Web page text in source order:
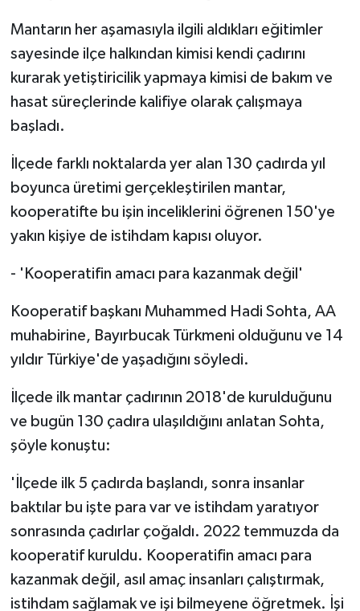
Mantarın her aşamasıyla ilgili aldıkları eğitimler
sayesinde ilçe halkından kimisi kendi çadırını
kurarak yetiştiricilik yapmaya kimisi de bakım ve
hasat süreçlerinde kalifiye olarak çalışmaya
başladı.
İlçede farklı noktalarda yer alan 130 çadırda yıl
boyunca üretimi gerçekleştirilen mantar,
kooperatifte bu işin inceliklerini öğrenen 150'ye
yakın kişiye de istihdam kapısı oluyor.
- 'Kooperatifin amacı para kazanmak değil'
Kooperatif başkanı Muhammed Hadi Sohta, AA
muhabirine, Bayırbucak Türkmeni olduğunu ve 14
yıldır Türkiye'de yaşadığını söyledi.
İlçede ilk mantar çadırının 2018'de kurulduğunu
ve bugün 130 çadıra ulaşıldığını anlatan Sohta,
şöyle konuştu:
'İlçede ilk 5 çadırda başlandı, sonra insanlar
baktılar bu işte para var ve istihdam yaratıyor
sonrasında çadırlar çoğaldı. 2022 temmuzda da
kooperatif kuruldu. Kooperatifin amacı para
kazanmak değil, asıl amaç insanları çalıştırmak,
istihdam sağlamak ve işi bilmeyene öğretmek. İşi